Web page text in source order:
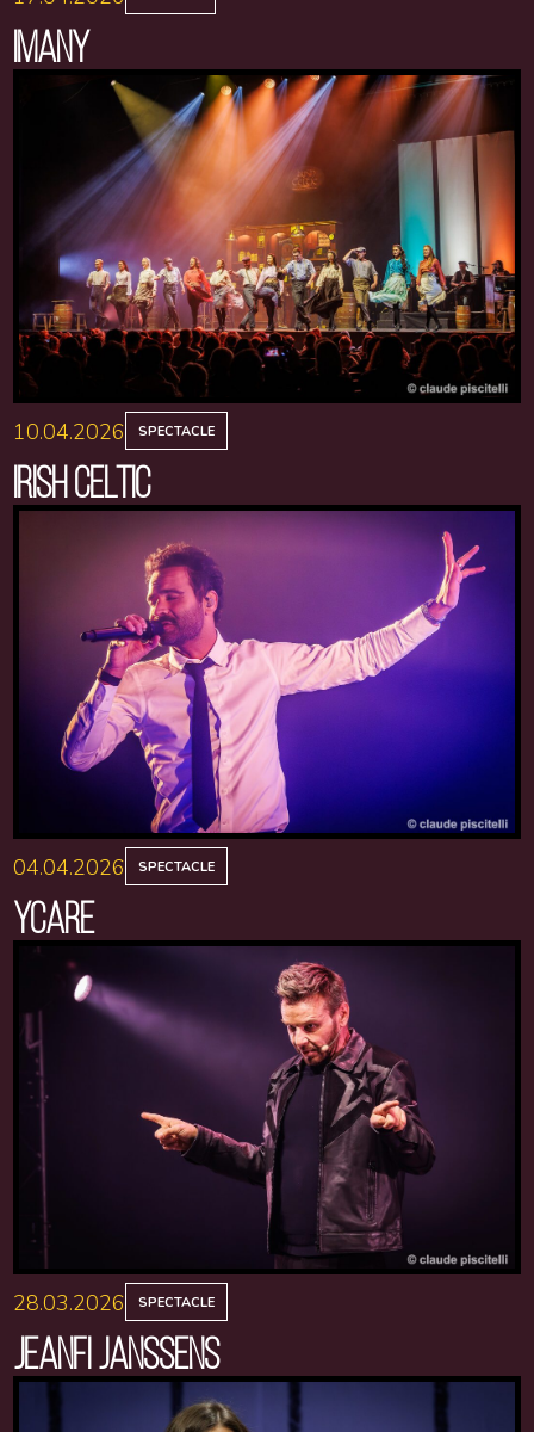
IMANY
10.04.2026 SPECTACLE
IRISH CELTIC
04.04.2026 SPECTACLE
YCARE
28.03.2026 SPECTACLE
JEANFI JANSSENS